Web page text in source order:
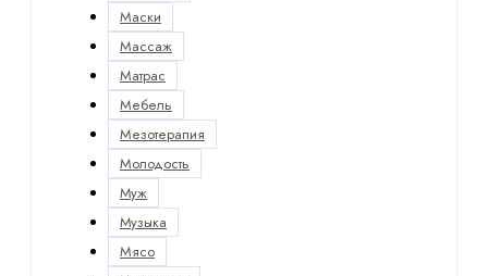
Маски
Массаж
Матрас
Мебель
Мезотерапия
Молодость
Муж
Музыка
Мясо